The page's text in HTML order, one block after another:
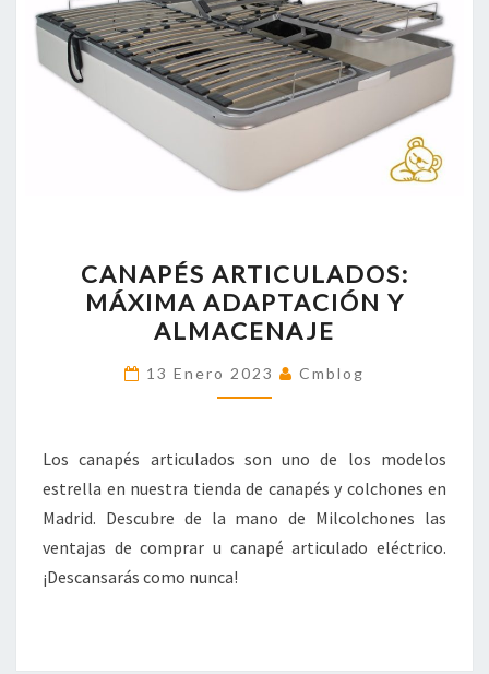
ARTICULADOS:
MÁXIMA
ADAPTACIÓN
Y
ALMACENAJE
CANAPÉS ARTICULADOS:
MÁXIMA ADAPTACIÓN Y
ALMACENAJE
13 Enero 2023 Cmblog
Los canapés articulados son uno de los modelos
estrella en nuestra tienda de canapés y colchones en
Madrid. Descubre de la mano de Milcolchones las
ventajas de comprar u canapé articulado eléctrico.
¡Descansarás como nunca!